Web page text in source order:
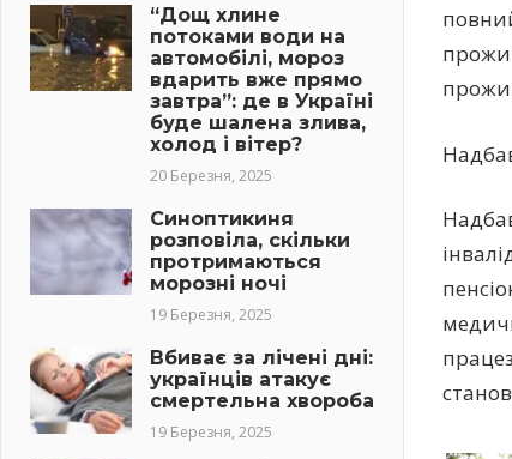
“Дощ хлине
потоками води на
автомобілі, мороз
вдарить вже прямо
завтра”: де в Україні
буде шалена злива,
холод і вітер?
20 Березня, 2025
Синоптикиня
розповіла, скільки
протримаються
морозні ночі
19 Березня, 2025
Вбиває за лічені дні:
українців атакує
смертельна хвороба
19 Березня, 2025